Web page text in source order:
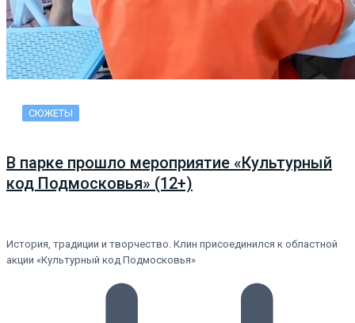
СЮЖЕТЫ
В парке прошло мероприятие «Культурный
код Подмосковья» (12+)
История, традиции и творчество. Клин присоединился к областной
акции «Культурный код Подмосковья»